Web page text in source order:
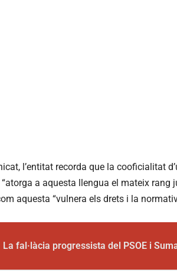
l’entitat recorda que la cooficialitat
a aquesta llengua el mateix rang
aquesta “vulnera els drets i la
La fal·làcia progressista del PSOE i